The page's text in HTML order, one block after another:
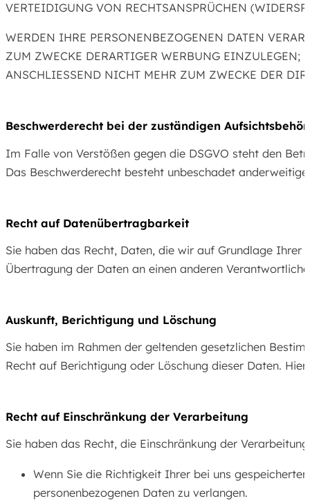
VERTEIDIGUNG VON RECHTSANSPRÜCHEN
WERDEN IHRE PERSONENBEZOGENEN DATEN
ZUM ZWECKE DERARTIGER WERBUNG
ANSCHLIESSEND NICHT MEHR ZUM ZWECKE DER
Beschwerde­recht bei der zuständigen
Im Falle von Verstößen gegen die DSGVO steht den
Das Beschwerderecht besteht unbeschadet
Recht auf Daten­übertrag­barkeit
Sie haben das Recht, Daten, die wir auf Grundlage
Übertragung der Daten an einen anderen
Auskunft, Berichtigung und Löschung
Sie haben im Rahmen der geltenden gesetzlichen
Recht auf Berichtigung oder Löschung dieser Daten.
Recht auf Einschränkung der Verarbeitung
Sie haben das Recht, die Einschränkung der
Wenn Sie die Richtigkeit Ihrer bei uns
personenbezogenen Daten zu verlangen.